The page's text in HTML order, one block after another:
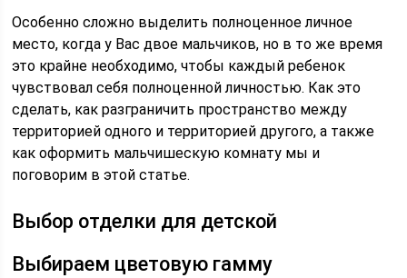
Особенно сложно выделить полноценное личное
место, когда у Вас двое мальчиков, но в то же время
это крайне необходимо, чтобы каждый ребенок
чувствовал себя полноценной личностью. Как это
сделать, как разграничить пространство между
территорией одного и территорией другого, а также
как оформить мальчишескую комнату мы и
поговорим в этой статье.
Выбор отделки для детской
Выбираем цветовую гамму